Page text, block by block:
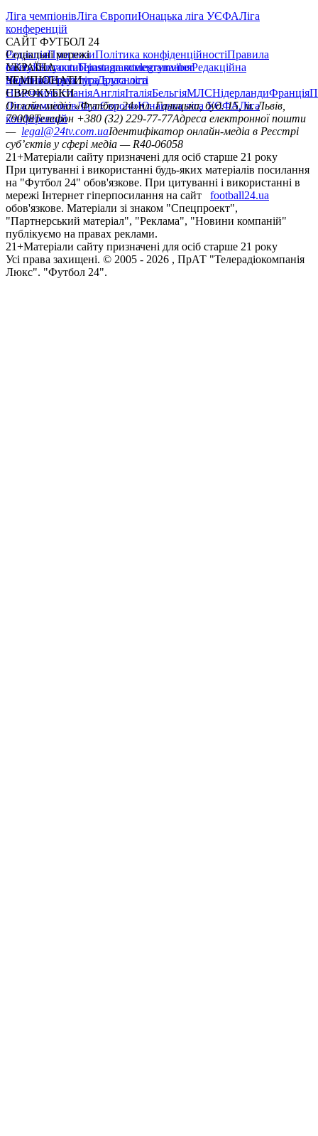
Ліга чемпіонівЛіга ЄвропиЮнацька ліга УЄФАЛіга
конференцій
САЙТ ФУТБОЛ 24
РедакціяПрогнозиПолітика конфіденційностіПравила
сайтуКонтактиПравила коментуванняРедакційна
політикаСтруктура власності
Соціальні мережі
facebookxyoutubeinstagramtelegramviber
УКРАЇНА
УкраїнаПерша лігаДруга ліга
ЧЕМПІОНАТИ
НімеччинаІспаніяАнгліяІталіяБельгіяМЛСНідерландиФранція
ЄВРОКУБКИ
Ліга чемпіонівЛіга ЄвропиЮнацька ліга УЄФАЛіга
конференцій
Онлайн-медіа «Футбол 24»пл. Галицька, буд. 15, м. Львів,
79008Телефон +380 (32) 229-77-77Адреса електронної пошти
— legal@24tv.com.uaІдентифікатор онлайн-медіа в Реєстрі
суб’єктів у сфері медіа — R40-06058
21+Матеріали сайту призначені для осіб старше 21 року
При цитуванні і використанні будь-яких матеріалів посилання
на "Футбол 24" обов'язкове. При цитуванні і використанні в
мережі Інтернет гіперпосилання на сайт
football24.ua
обов'язкове. Матеріали зі знаком "Спецпроект",
"Партнерський матеріал", "Реклама", "Новини компаній"
публікуємо на правах реклами.
21+Матеріали сайту призначені для осіб старше 21 року
Усi права захищенi. © 2005 - 2026 , ПрАТ "Телерадіокомпанія
Люкс". "Футбол 24".